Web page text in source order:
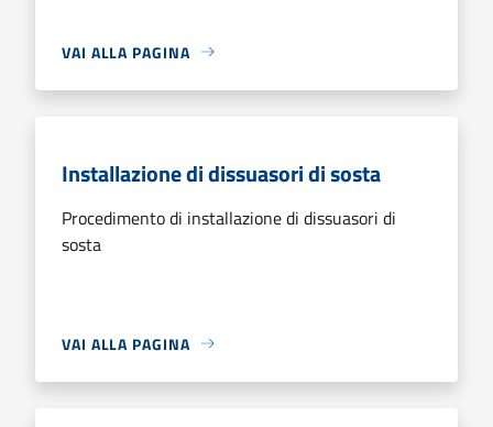
VAI ALLA PAGINA
Installazione di dissuasori di sosta
Procedimento di installazione di dissuasori di
sosta
VAI ALLA PAGINA